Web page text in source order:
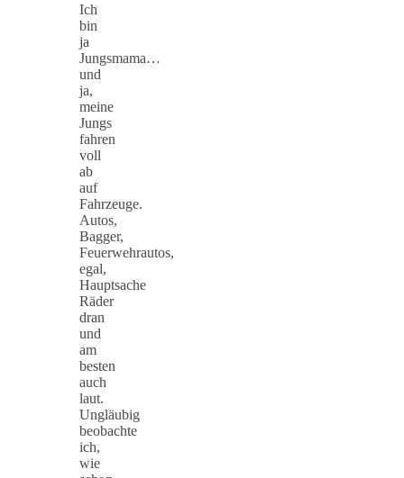
Ich
bin
ja
Jungsmama…
und
ja,
meine
Jungs
fahren
voll
ab
auf
Fahrzeuge.
Autos,
Bagger,
Feuerwehrautos,
egal,
Hauptsache
Räder
dran
und
am
besten
auch
laut.
Ungläubig
beobachte
ich,
wie